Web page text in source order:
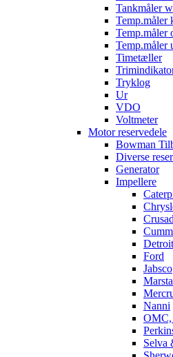
Tankmåler
Temp.måler
Temp.måler
Temp.måler
Timetæller
Tryklog
Ur
VDO
Voltmeter
Motor reservedele
Bowman
Diverse
Generator
Impellere
Ford
Jabsco
Nanni
OMC,
Selva